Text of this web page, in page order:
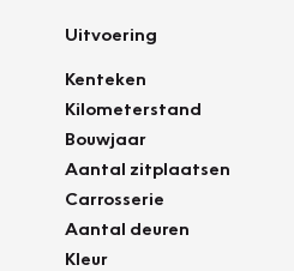
Uitvoering
Kenteken
Kilometerstand
Bouwjaar
Aantal zitplaatsen
Carrosserie
Aantal deuren
Kleur